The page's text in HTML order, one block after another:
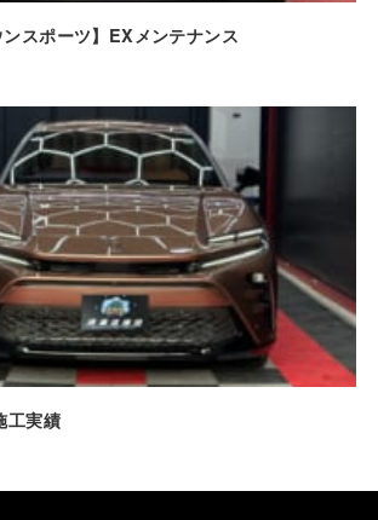
ンスポーツ】EXメンテナンス
工実績